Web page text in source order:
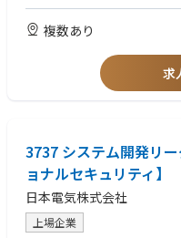
・未知ドメインの技術論文・
勢
・リモート勤務が前提の場合
こと(制御システムの実機検
・海外エンジニアとの協業プ
ど）
・半導体製造装置・精密機器
など高信頼性システムの開発・
・研究開発機関との協業プロジ
ど）
複数あり
求
3737 システム開発リ
ョナルセキュリティ】
日本電気株式会社
上場企業